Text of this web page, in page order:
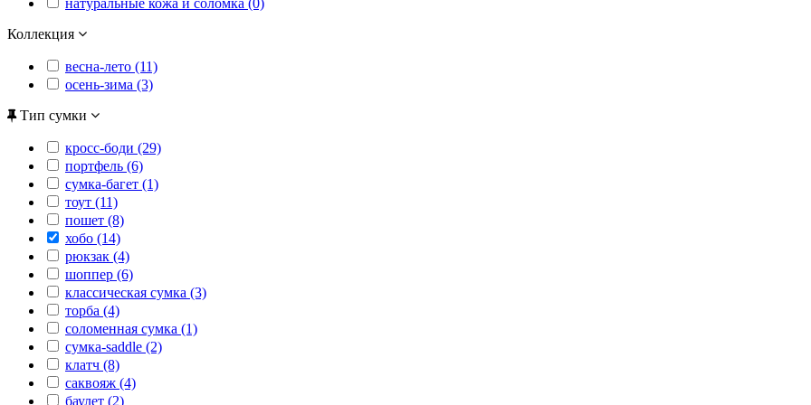
натуральные кожа и соломка (0)
Коллекция
весна-лето (11)
осень-зима (3)
Тип сумки
кросс-боди (29)
портфель (6)
сумка-багет (1)
тоут (11)
пошет (8)
хобо (14)
рюкзак (4)
шоппер (6)
классическая сумка (3)
торба (4)
соломенная сумка (1)
сумка-saddle (2)
клатч (8)
саквояж (4)
баулет (2)